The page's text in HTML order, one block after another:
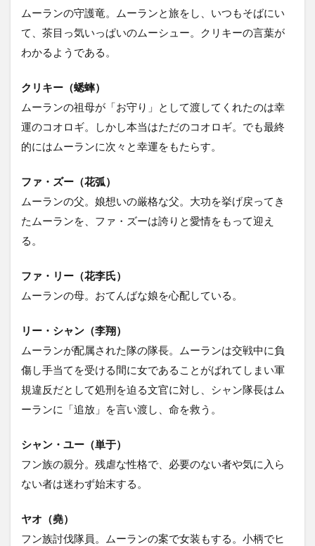
ムーランの守護竜。ムーランと旅をし、いつもそばにい
て、茶目っ気いっぱいのムーシュー。クリキーの言葉が
わかるようである。
クリキー（蟋蟀）
ムーランの祖母が「お守り」として渡してくれたのは幸
運のコオロギ。しかし本当はただのコオロギ。でも最終
的にはムーランに次々と幸運をもたらす。
ファ・ズー（花弧）
ムーランの父。娘想いの厳格な父。大功を挙げ戻ってき
たムーランを、ファ・ズーは誇りと愛情をもって迎え
る。
ファ・リー（花李氏）
ムーランの母。おてんばな娘を心配している。
リー・シャン（李翔）
ムーランが配属された隊の隊長。ムーランは交戦中に負
傷し手当てを受ける間に女であることがばれてしまい軍
規違反だとして処刑を迫る文官に対し、シャン隊長はム
ーランに「追放」を言い渡し、命を救う。
シャン・ユー（単于）
フン族の親分。残虐な性格で、必要のない者や気に入ら
ない者は迷わず始末する。
ヤオ（堯）
フン族討伐隊員。ムーランの案で女装もする。小柄でヒ